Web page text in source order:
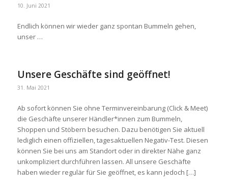
10. Juni 2021
Endlich können wir wieder ganz spontan Bummeln gehen,
unser …
Unsere Geschäfte sind geöffnet!
31. Mai 2021
Ab sofort können Sie ohne Terminvereinbarung (Click & Meet)
die Geschäfte unserer Händler*innen zum Bummeln,
Shoppen und Stöbern besuchen. Dazu benötigen Sie aktuell
lediglich einen offiziellen, tagesaktuellen Negativ-Test. Diesen
können Sie bei uns am Standort oder in direkter Nähe ganz
unkompliziert durchführen lassen. All unsere Geschäfte
haben wieder regulär für Sie geöffnet, es kann jedoch […]